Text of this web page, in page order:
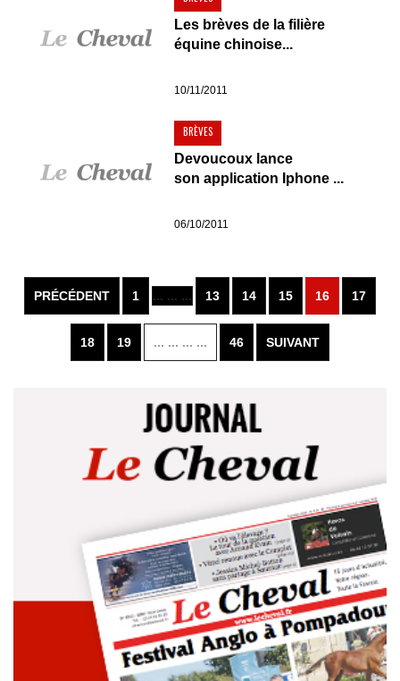
Les brèves de la filière
équine chinoise...
10/11/2011
BRÈVES
Devoucoux lance
son application Iphone ...
06/10/2011
PRÉCÉDENT 1 ... ... ... 13 14 15 16 17
18 19 ... ... ... ... 46 SUIVANT